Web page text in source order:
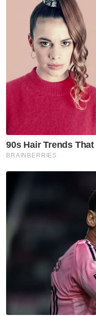
Nur Amalin Syaffah
Pelajar semester
Perniagaan
telah mendapat
RM30,000 dari